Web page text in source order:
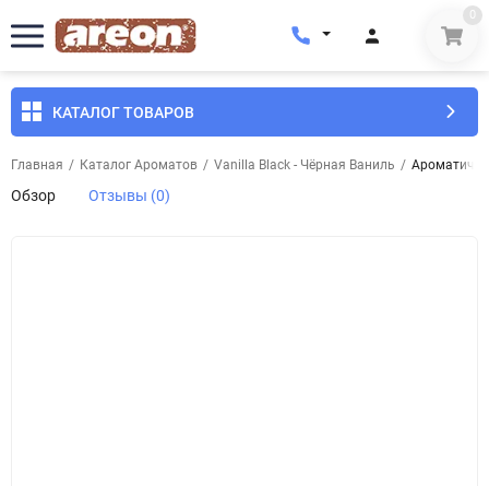
0
КАТАЛОГ ТОВАРОВ
Главная / Каталог Ароматов / Vanilla Black - Чёрная Ваниль /
Обзор Отзывы (0)